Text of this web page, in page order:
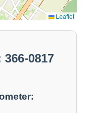
Leaflet
0817